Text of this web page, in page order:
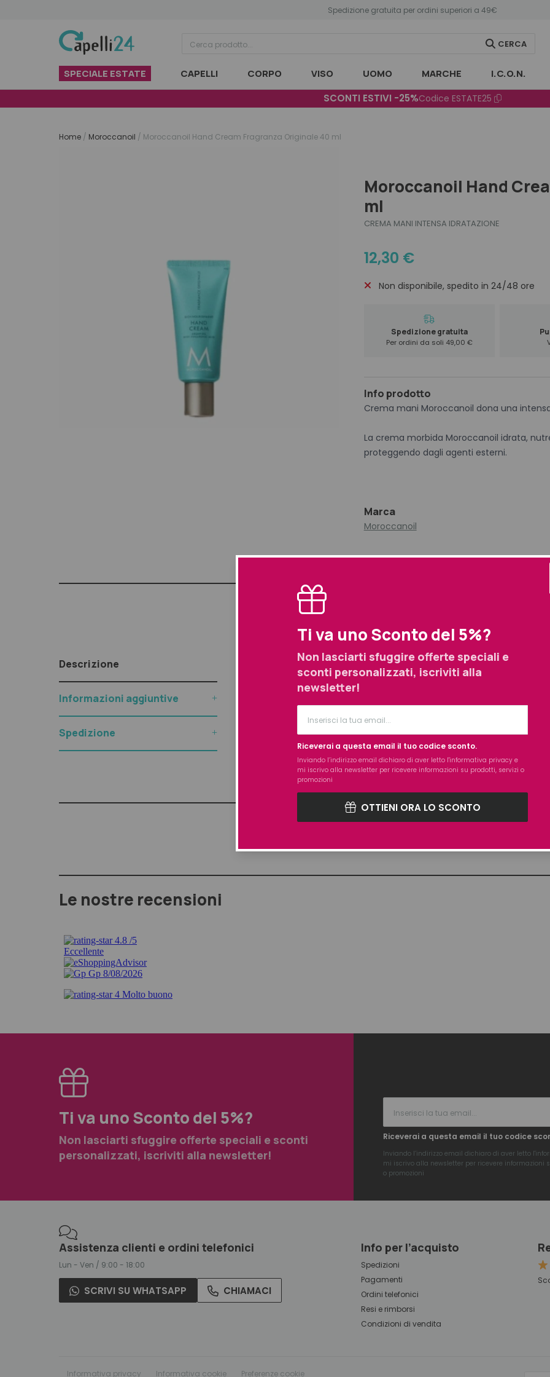
Spedizione gratuita per ordini superiori a 49€
CERCA
SPECIALE ESTATE CAPELLI CORPO VISO UOMO MARCHE I.C.O.N.
SCONTI ESTIVI -25%Codice ESTATE25
Ti va uno Sconto del 5%?
Non lasciarti sfuggire offerte speciali e
sconti personalizzati, iscriviti alla
newsletter!
OTTIENI ORA LO SCONTO
Riceverai a questa email il tuo codice sconto.
Inviando l’indirizzo email dichiaro di aver letto l'informativa privacy e
mi iscrivo alla newsletter per ricevere informazioni su prodotti, servizi o
promozioni
Home / Moroccanoil / Moroccanoil Hand Cream Fragranza Originale 40 ml
Moroccanoil Hand
ml
CREMA MANI INTENSA IDRATAZIONE
12,30 €
Non disponibile, spedito in 24/48 ore
Spedizione gratuita
Per ordini da soli 49,00 €
Info prodotto
Crema mani Moroccanoil dona una
La crema morbida Moroccanoil idrata,
proteggendo dagli agenti esterni.
Marca
Moroccanoil
Prodotti simili selezionati per te
Descrizione
Informazioni aggiuntive
Spedizione
Descrizione
Spesso acquistati assieme
Le nostre recensioni
Ti va uno Sconto del 5%?
Non lasciarti sfuggire offerte speciali e sconti
personalizzati, iscriviti alla newsletter!
Riceverai a questa email il tuo codice
Inviando l’indirizzo email dichiaro di aver letto l'
mi iscrivo alla newsletter per ricevere informazioni
o promozioni
Assistenza clienti e ordini telefonici
Lun - Ven / 9:00 - 18:00
SCRIVI SU WHATSAPP CHIAMACI
Info per l’acquisto
Spedizioni
Pagamenti
Ordini telefonici
Resi e rimborsi
Condizioni di vendita
Informativa privacy Informativa cookie Preferenze cookie